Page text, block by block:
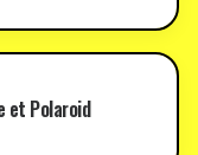
et Polaroid